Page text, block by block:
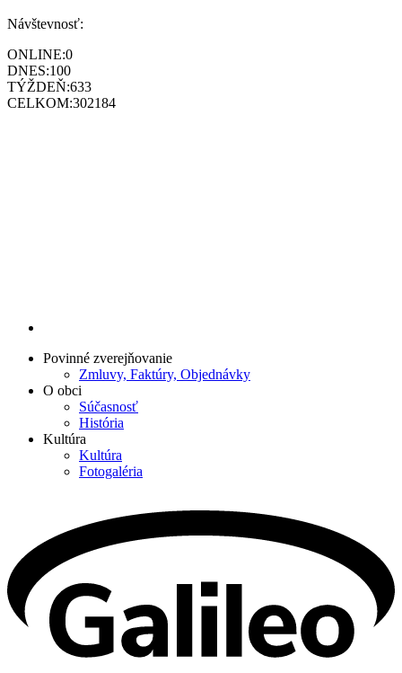
Návštevnosť:
ONLINE:0
DNES:100
TÝŽDEŇ:633
CELKOM:302184
Povinné zverejňovanie
Zmluvy, Faktúry, Objednávky
O obci
Súčasnosť
História
Kultúra
Kultúra
Fotogaléria